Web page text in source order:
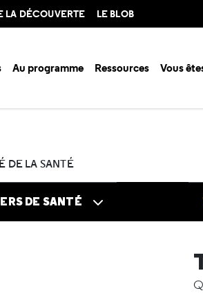
LA DÉCOUVERTE LE BLOB
Au programme Ressources Vous
DE LA SANTÉ
DE SANTÉ